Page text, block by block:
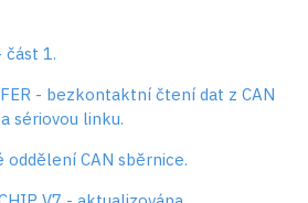
část 1.
- bezkontaktní čtení dat z CAN
sériovou linku.
oddělení CAN sběrnice.